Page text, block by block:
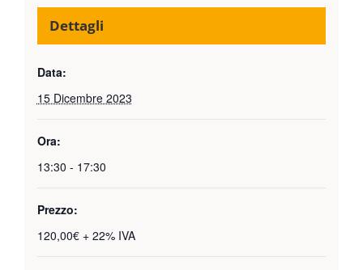
Dettagli
Data:
15 Dicembre 2023
Ora:
13:30 - 17:30
Prezzo:
120,00€ + 22% IVA